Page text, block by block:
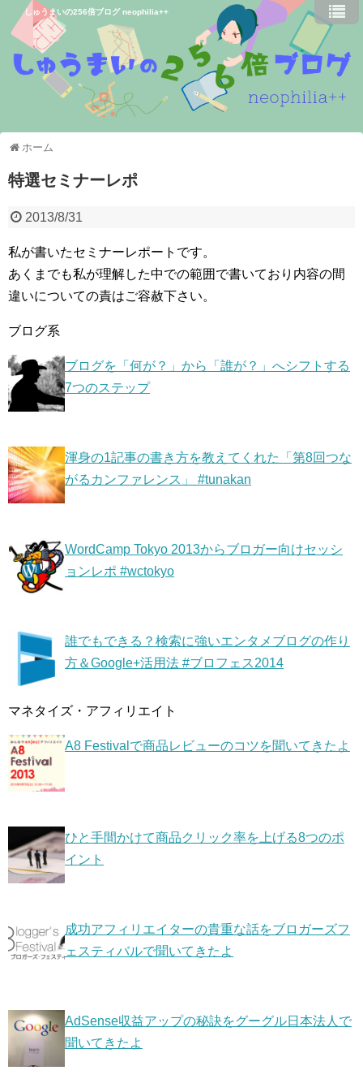
しゅうまいの256倍ブログ neophilia++
ホーム
特選セミナーレポ
2013/8/31
私が書いたセミナーレポートです。
あくまでも私が理解した中での範囲で書いており内容の間
違いについての責はご容赦下さい。
ブログ系
ブログを「何が？」から「誰が？」へシフトする
7つのステップ
渾身の1記事の書き方を教えてくれた「第8回つな
がるカンファレンス」 #tunakan
WordCamp Tokyo 2013からブロガー向けセッシ
ョンレポ #wctokyo
誰でもできる？検索に強いエンタメブログの作り
方＆Google+活用法 #ブロフェス2014
マネタイズ・アフィリエイト
A8 Festivalで商品レビューのコツを聞いてきたよ
ひと手間かけて商品クリック率を上げる8つのポ
イント
成功アフィリエイターの貴重な話をブロガーズフ
ェスティバルで聞いてきたよ
AdSense収益アップの秘訣をグーグル日本法人で
聞いてきたよ